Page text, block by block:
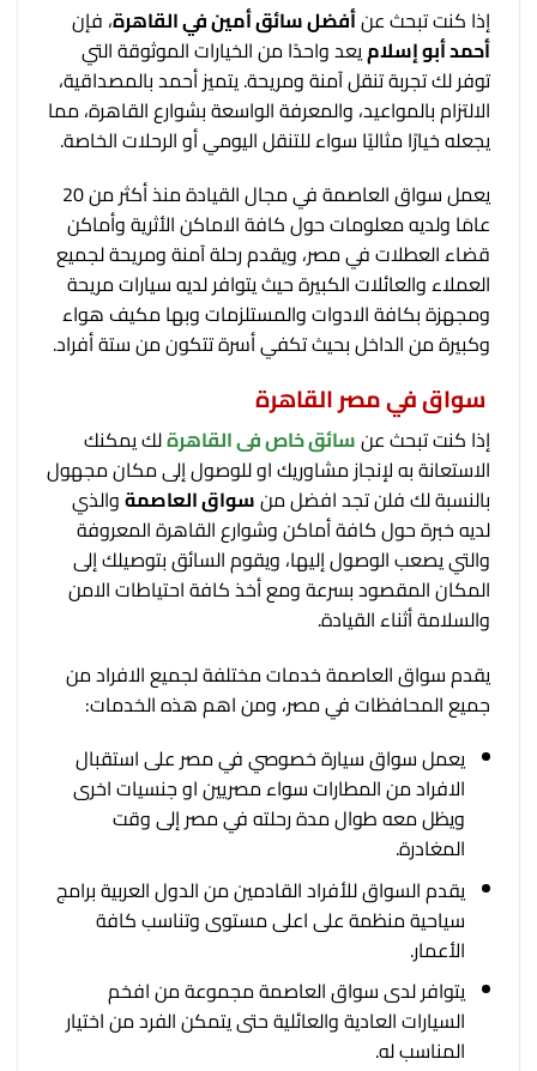
إذا كنت تبحث عنأفضل سائق أمين في القاهرة، فإن
أحمد أبو إسلاميعد واحدًا من الخيارات الموثوقة التي
توفر لك تجربة تنقل آمنة ومريحة. يتميز أحمد بالمصداقية،
الالتزام بالمواعيد، والمعرفة الواسعة بشوارع القاهرة، مما
يجعله خيارًا مثاليًا سواء للتنقل اليومي أو الرحلات الخاصة.
يعمل سواق العاصمة في مجال القيادة منذ أكثر من 20
عامَا ولديه معلومات حول كافة الاماكن الأثرية وأماكن
قضاء العطلات في مصر، ويقدم رحلة آمنة ومريحة لجميع
العملاء والعائلات الكبيرة حيث يتوافر لديه سيارات مريحة
ومجهزة بكافة الادوات والمستلزمات وبها مكيف هواء
وكبيرة من الداخل بحيث تكفي أسرة تتكون من ستة أفراد.
سواق في مصر القاهرة
إذا كنت تبحث عنسائق خاص فى القاهرةلك يمكنك
الاستعانة به لإنجاز مشاوريك او للوصول إلى مكان مجهول
بالنسبة لك فلن تجد افضل منسواق العاصمةوالذي
لديه خبرة حول كافة أماكن وشوارع القاهرة المعروفة
والتي يصعب الوصول إليها، ويقوم السائق بتوصيلك إلى
المكان المقصود بسرعة ومع أخذ كافة احتياطات الامن
والسلامة أثناء القيادة.
يقدم سواق العاصمة خدمات مختلفة لجميع الافراد من
جميع المحافظات في مصر، ومن اهم هذه الخدمات:
يعمل سواق سيارة خصوصي في مصر على استقبال
الافراد من المطارات سواء مصريين او جنسيات اخرى
ويظل معه طوال مدة رحلته في مصر إلى وقت
المغادرة.
يقدم السواق للأفراد القادمين من الدول العربية برامج
سياحية منظمة على اعلى مستوى وتناسب كافة
الأعمار.
يتوافر لدى سواق العاصمة مجموعة من افخم
السيارات العادية والعائلية حتى يتمكن الفرد من اختيار
المناسب له.